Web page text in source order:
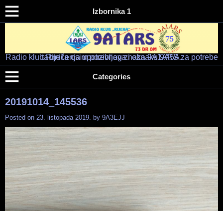
Izbornika 1
Radio klub "RIJEKA" – 9A1ARS – 9A5A
HAM RADIO KLUB RIJEKA
Radio klub Rijeka osim pozivnog znaka 9A1ARS za potrebe takmičenja upotrebljava i oznaku 9A5A.
Categories
20191014_145536
Posted on 23. listopada 2019. by 9A3EJJ